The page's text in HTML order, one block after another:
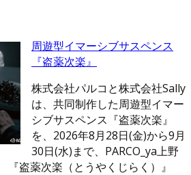
周遊型イマーシブサスペンス
『盗薬次楽』
株式会社パルコと株式会社Sally
は、共同制作した周遊型イマー
シブサスペンス『盗薬次楽』
を、2026年8月28日(金)から9月
30日(水)まで、PARCO_ya上野
『盗薬次楽（とうやくじらく）』